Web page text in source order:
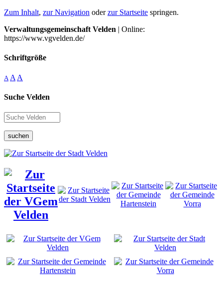
Zum Inhalt, zur Navigation oderzur Startseite springen.
Verwaltungsgemeinschaft Velden | Online:
https://www.vgvelden.de/
Schriftgröße
A A A
Suche Velden
suchen